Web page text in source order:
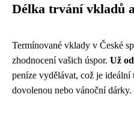
Délka trvání vkladů
Termínované vklady v České
zhodnocení vašich úspor. Už
peníze vydělávat, což je ideální
dovolenou nebo vánoční dárky.